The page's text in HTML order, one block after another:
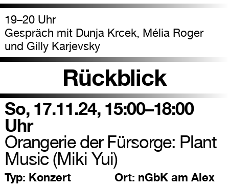
19–20 Uhr
Gespräch mit Dunja Krcek, Mélia Roger
und Gilly Karjevsky
Rückblick
So, 17.11.24, 15:00–18:00
Uhr
Orangerie der Fürsorge: Plant
Music (Miki Yui)
Typ: Konzert Ort: nGbK am Alex